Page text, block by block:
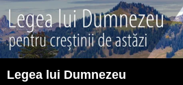
Sari
la
conținut
Legea lui Dumnezeu